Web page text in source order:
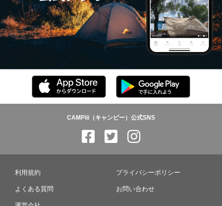
CAMPiii（キャンピー）公式SNS
利用規約 プライバシーポリシー
よくある質問 お問い合わせ